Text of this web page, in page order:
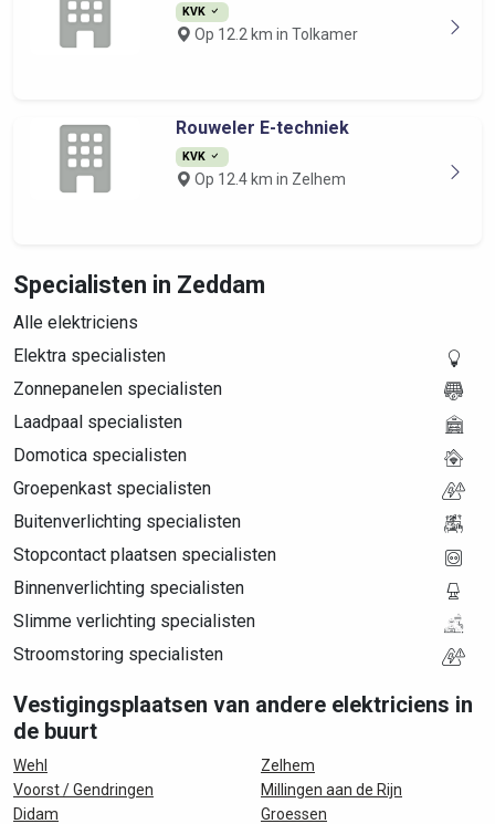
KVK
Op 12.2 km in Tolkamer
Rouweler E-techniek
KVK
Op 12.4 km in Zelhem
Specialisten in Zeddam
Alle elektriciens
Elektra specialisten
Zonnepanelen specialisten
Laadpaal specialisten
Domotica specialisten
Groepenkast specialisten
Buitenverlichting specialisten
Stopcontact plaatsen specialisten
Binnenverlichting specialisten
Slimme verlichting specialisten
Stroomstoring specialisten
Vestigingsplaatsen van andere elektriciens in
de buurt
Wehl
Voorst / Gendringen
Didam
Zelhem
Millingen aan de Rijn
Groessen